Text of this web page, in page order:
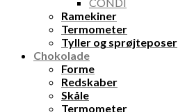
Ramekiner
Termometer
Tyller og sprøjteposer
Chokolade
Forme
Redskaber
Skåle
Termometer